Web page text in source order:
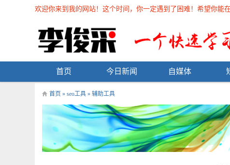
欢迎你来到我的网站！这个时间，你一定遇到了困难！希望你能
首页 今日新闻 自媒体
首页 » seo工具 » 辅助工具